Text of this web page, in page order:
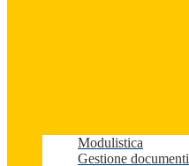
Modulistica
Gestione documenti